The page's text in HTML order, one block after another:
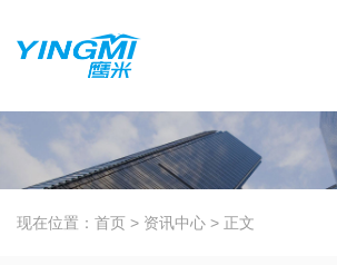
现在位置： 首页 > 资讯中心 > 正文